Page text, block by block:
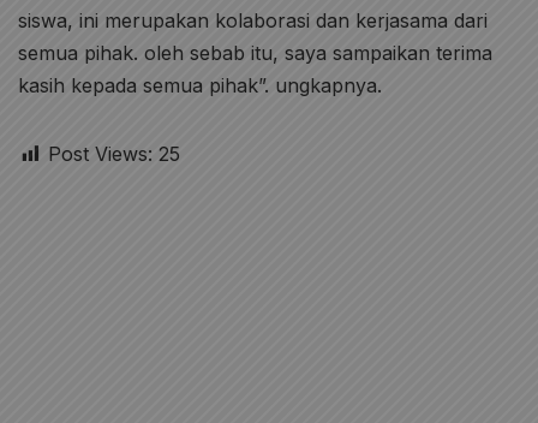
siswa, ini merupakan kolaborasi dan kerjasama dari
semua pihak. oleh sebab itu, saya sampaikan terima
kasih kepada semua pihak”. ungkapnya.
Post Views: 25